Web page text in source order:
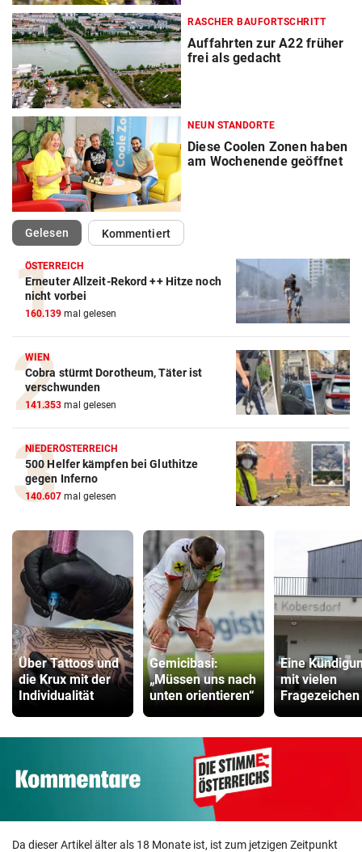
RASCHER BAUFORTSCHRITT
Auffahrten zur A22 früher
frei als gedacht
NEUN STANDORTE
Diese Coolen Zonen haben
am Wochenende geöffnet
Gelesen(ausgewählt)Kommentiert
ÖSTERREICH
Erneuter Allzeit-Rekord ++ Hitze noch
nicht vorbei
160.139 mal gelesen
WIEN
Cobra stürmt Dorotheum, Täter ist
verschwunden
141.353 mal gelesen
NIEDERÖSTERREICH
500 Helfer kämpfen bei Gluthitze
gegen Inferno
140.607 mal gelesen
Über Tattoos und
die Krux mit der
Individualität
Gemicibasi:
„Müssen uns nach
unten orientieren“
Eine
mit vielen
Fragezeichen
Da dieser Artikel älter als 18 Monate ist, ist zum jetzigen Zeitpunkt